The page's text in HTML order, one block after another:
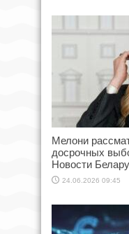
Мелони
досрочных
Новости
24.06.2026 09:45